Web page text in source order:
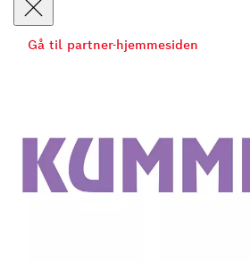
Gå til partner-hjemmesiden